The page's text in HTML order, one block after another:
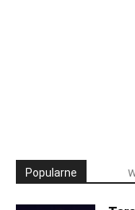
Popularne